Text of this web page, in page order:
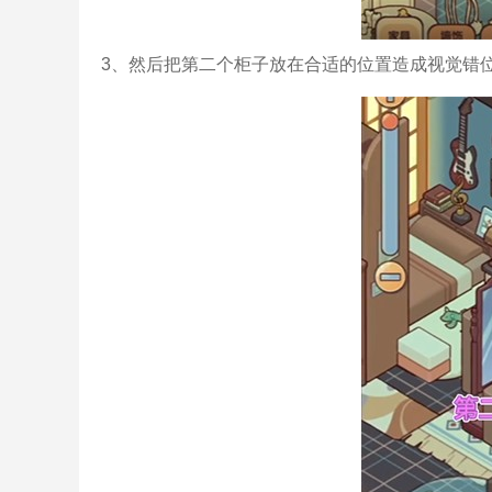
3、然后把第二个柜子放在合适的位置造成视觉错